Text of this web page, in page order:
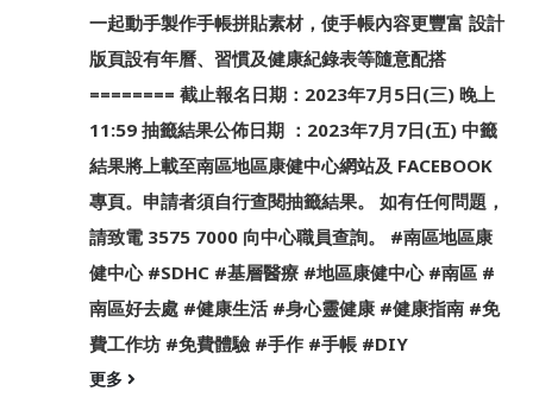
一起動手製作手帳拼貼素材，使手帳內容更豐富 設計
版頁設有年曆、習慣及健康紀錄表等隨意配搭
======== 截止報名日期：2023年7月5日(三) 晚上
11:59 抽籤結果公佈日期 ：2023年7月7日(五) 中籤
結果將上載至南區地區康健中心網站及 FACEBOOK
專頁。申請者須自行查閱抽籤結果。 如有任何問題，
請致電 3575 7000 向中心職員查詢。 #南區地區康
健中心 #SDHC #基層醫療 #地區康健中心 #南區 #
南區好去處 #健康生活 #身心靈健康 #健康指南 #免
費工作坊 #免費體驗 #手作 #手帳 #DIY
更多